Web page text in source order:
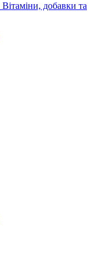
Вітаміни, добавки та